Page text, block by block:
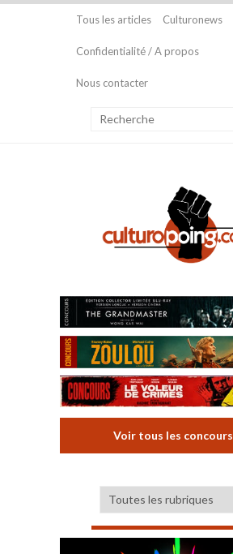
Tous les articles Culturonews
Confidentialité / A propos
Nous contacter
Voir tous les concours